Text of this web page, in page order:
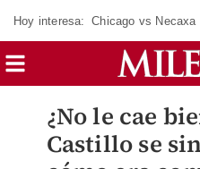
Hoy interesa: Chicago vs Necaxa
¿No le cae
Castillo se